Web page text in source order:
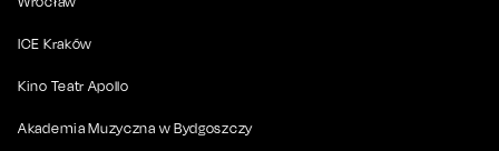
ICE Kraków
Kino Teatr Apollo
Akademia Muzyczna w Bydgoszczy